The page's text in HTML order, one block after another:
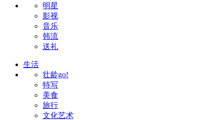
明星
影视
音乐
韩流
送礼
生活
壮龄go!
特写
美食
旅行
文化艺术